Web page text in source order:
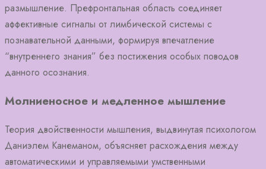
размышление. Префронтальная область соединяет
аффективные сигналы от лимбической системы с
познавательной данными, формируя впечатление
“внутреннего знания” без постижения особых поводов
данного осознания.
Молниеносное и медленное мышление
Теория двойственности мышления, выдвинутая психологом
Даниэлем Канеманом, объясняет расхождения между
автоматическими и управляемыми умственными